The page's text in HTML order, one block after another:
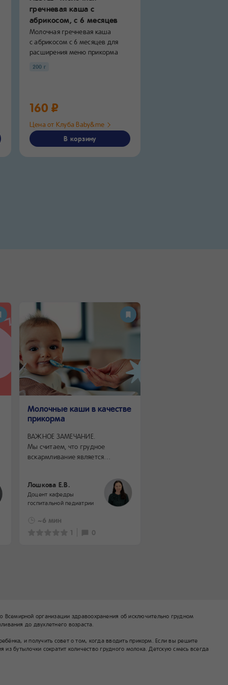
гречневая каша с
абрикосом,с 6 месяцев
Молочная гречневая каша
с абрикосом с 6 месяцев для
расширения меню прикорма
200 г
160 ₽
Цена от Клуба Baby&me
В корзину
Молочные каши в качестве
прикорма
ВАЖНОЕ ЗАМЕЧАНИЕ.
Мы считаем, что грудное
вскармливание является
поддерживаем рекомендацию
Всемирной организации
здравоохранения
обисключительно грудном
вскармливании в течение первых
шести месяцев жизни
Лошкова Е.В.
Доцент кафедры
госпитальной педиатрии
~6 мин
1
0
организации здравоохранения об исключительно грудном
до двухлетнего возраста.
и получить совет о том, когда вводить прикорм. Если вы решите
бутылочки сократит количество грудного молока. Детскую смесь всегда